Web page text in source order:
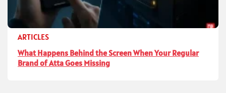
ARTICLES
What Happens Behind the Screen When Your Regular
Brand of Atta Goes Missing